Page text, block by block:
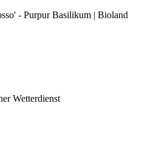
- Purpur Basilikum | Bioland